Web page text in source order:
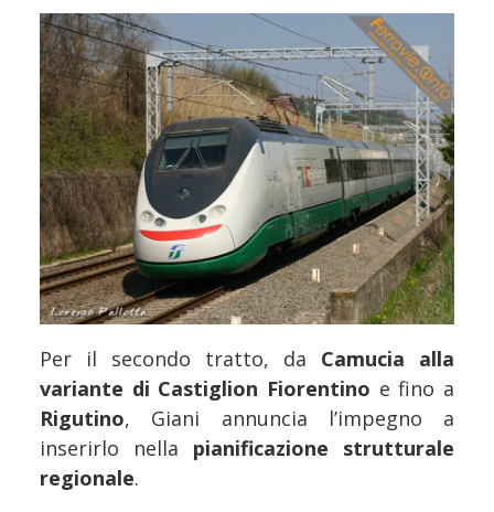
Per il secondo tratto, da Camucia alla
variante di Castiglion Fiorentino e fino a
Rigutino, Giani annuncia l’impegno a
inserirlo nella pianificazione strutturale
regionale.